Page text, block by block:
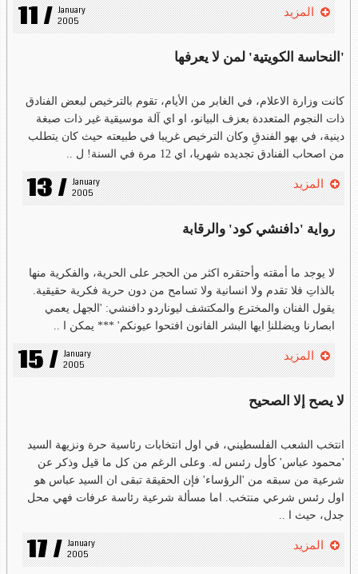
11 / January
2005
المزيد
'النحاسة الكويتية' لمن لا يعرفها
كانت وزارة الاعلام، في الغابر من الأيام، تقوم بالترخيص لبعض الفنادق
ذات النجوم المتعددة بعزف البيانو، او اي آلة موسيقية غير ذات صبغة
دينية، في بهو الفندقِ وكان الترخيص غريبا في طبيعته حيث كان يتطلب
من اصحاب الفنادق تجديده شهريا، اي 12 مرة في السنة! ل ..
13 / January
2005
المزيد
رواية 'دافنشي كود' والرقابة
لا يوجد ما أمقته وأحتقره اكثر من الحجر على الحرية، والفكرية منها
بالذاتِ فلا تقدم ولا انسانية ولا تسامح من دون حرية فكرية حقيقية.
يقول الفنان والمخترع والمكتشف ليوناردو دافنشي: 'الجهل يعمي
ابصارنا ويضللناِ ايها البشر الفانون افتحوا عيونكم' *** يمكن ا ..
15 / January
2005
المزيد
لا يصح إلا الصحيح
انتخب الشعب الفلسطيني، في اول انتخابات رئاسية حرة ونزيهة السيد
'محمود عباس' كأول رئىس له. وعلى الرغم من كل ما قيل وذكر عن
شرعية من سبقه من 'الرؤساء' فإن الحقيقة تبقى ان السيد عباس هو
اول رئىس شرعي منتخب. اما مسألة شرعية رئاسة عرفات فهي محل
جدل، حيث ا ..
17 / January
2005
المزيد